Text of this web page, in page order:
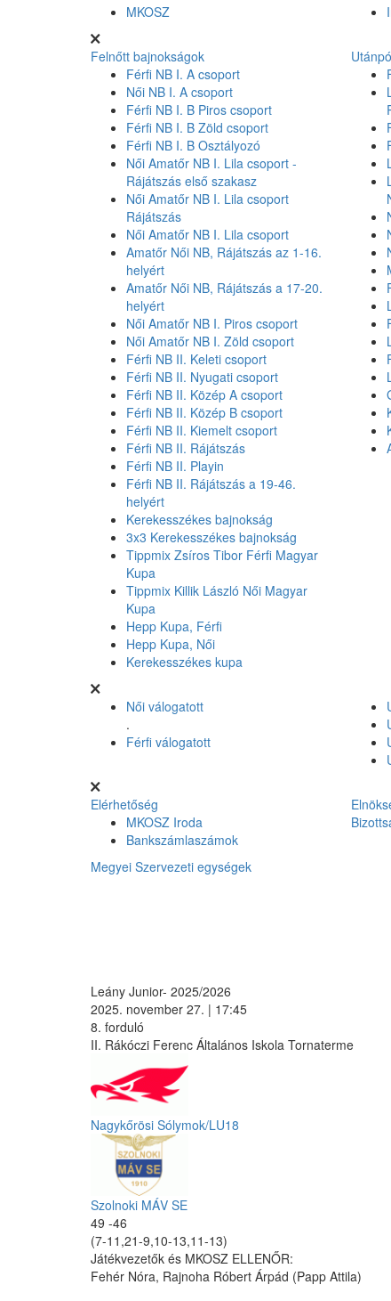
MKOSZ
Felnőtt bajnokságok
Férfi NB I. A csoport
Női NB I. A csoport
Férfi NB I. B Piros csoport
Férfi NB I. B Zöld csoport
Férfi NB I. B Osztályozó
Női Amatőr NB I. Lila csoport -
Rájátszás első szakasz
Női Amatőr NB I. Lila csoport
Rájátszás
Női Amatőr NB I. Lila csoport
Amatőr Női NB, Rájátszás az 1-16.
helyért
Amatőr Női NB, Rájátszás a 17-20.
helyért
Női Amatőr NB I. Piros csoport
Női Amatőr NB I. Zöld csoport
Férfi NB II. Keleti csoport
Férfi NB II. Nyugati csoport
Férfi NB II. Közép A csoport
Férfi NB II. Közép B csoport
Férfi NB II. Kiemelt csoport
Férfi NB II. Rájátszás
Férfi NB II. Playin
Férfi NB II. Rájátszás a 19-46.
helyért
Kerekesszékes bajnokság
3x3 Kerekesszékes bajnokság
Tippmix Zsíros Tibor Férfi Magyar
Kupa
Tippmix Killik László Női Magyar
Kupa
Hepp Kupa, Férfi
Hepp Kupa, Női
Kerekesszékes kupa
Női válogatott
.
Férfi válogatott
Elérhetőség
MKOSZ Iroda
Bankszámlaszámok
Megyei Szervezeti egységek
Leány Junior- 2025/2026
2025. november 27. | 17:45
8. forduló
II. Rákóczi Ferenc Általános Iskola Tornaterme
Nagykőrösi Sólymok/LU18
Szolnoki MÁV SE
49 -46
(7-11,21-9,10-13,11-13)
Játékvezetők és MKOSZ ELLENŐR:
Fehér Nóra, Rajnoha Róbert Árpád (Papp Attila)